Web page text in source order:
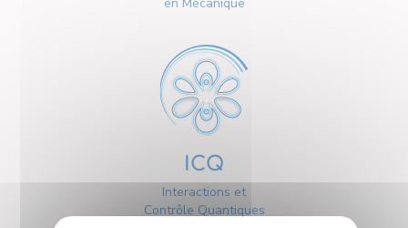
en Mécanique
ICQ
Interactions et
Contrôle Quantiques